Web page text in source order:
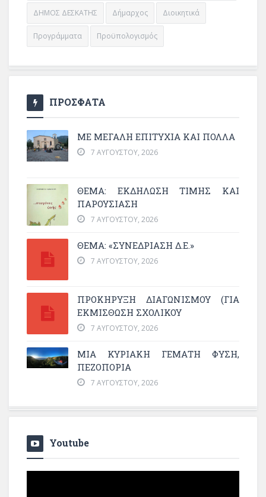
ΔΗΜΟΣ ΔΕΣΚΑΤΗΣ Δήμαρχος Διοικητικά
Προγράμματα Προϋπολογισμός
ΠΡΟΣΦΑΤΑ
ΜΕ ΜΕΓΆΛΗ ΕΠΙΤΥΧΊΑ ΚΑΙ ΠΟΛΛΆ
7 ΑΥΓΟΎΣΤΟΥ, 2026
ΘΈΜΑ: ΕΚΔΉΛΩΣΗ ΤΙΜΉΣ ΚΑΙ
ΠΑΡΟΥΣΊΑΣΗ
7 ΑΥΓΟΎΣΤΟΥ, 2026
ΘΕΜΑ: «ΣΥΝΕΔΡΊΑΣΗ Δ.Ε.»
7 ΑΥΓΟΎΣΤΟΥ, 2026
ΠΡΟΚΗΡΥΞΗ ΔΙΑΓΩΝΙΣΜΟΥ (ΓΙΑ
ΕΚΜΊΣΘΩΣΗ ΣΧΟΛΙΚΟΎ
7 ΑΥΓΟΎΣΤΟΥ, 2026
ΜΙΑ ΚΥΡΙΑΚΉ ΓΕΜΆΤΗ ΦΎΣΗ,
ΠΕΖΟΠΟΡΊΑ
7 ΑΥΓΟΎΣΤΟΥ, 2026
Youtube